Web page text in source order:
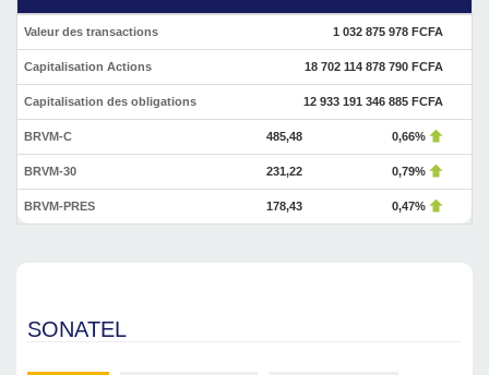
Valeur des transactions 1 032 875 978 FCFA
Capitalisation Actions 18 702 114 878 790 FCFA
Capitalisation des obligations 12 933 191 346 885 FCFA
BRVM-C 485,48 0,66%
BRVM-30 231,22 0,79%
BRVM-PRES 178,43 0,47%
SONATEL